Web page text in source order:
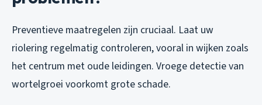
Preventieve maatregelen zijn cruciaal. Laat uw
riolering regelmatig controleren, vooral in wijken zoals
het centrum met oude leidingen. Vroege detectie van
wortelgroei voorkomt grote schade.